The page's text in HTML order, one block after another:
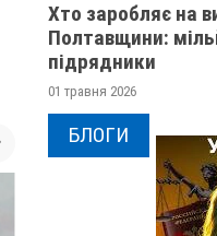
Хто заробляє на
Полтавщини:
підрядники
01 травня 2026
БЛОГИ